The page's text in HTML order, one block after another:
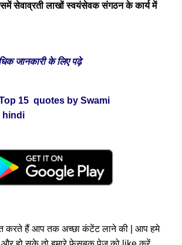
सेवाव्रती लाखों स्वयंसेवक संगठन के कार्य में
जानकारी के लिए पढ़े
15 quotes by Swami
hindi
करते हैं आप तक अच्छा कंटेंट लाने की | आप हमे